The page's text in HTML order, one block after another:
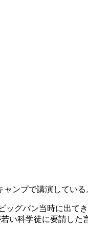
ンプで講演している
ッグバン当時に出て
い科学徒に要請した